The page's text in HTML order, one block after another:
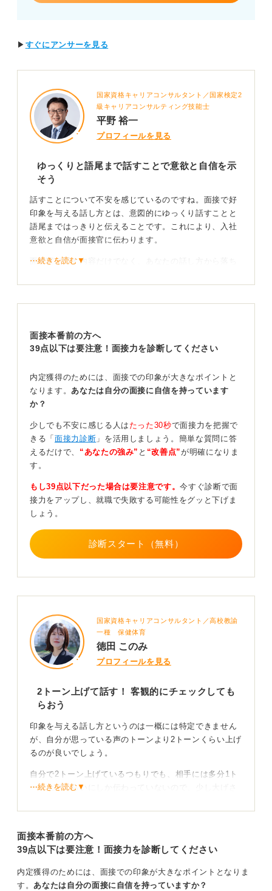
▶ すぐにアンサーを見る
国家資格キャリアコンサルタント／国家検定2
級キャリアコンサルティング技能士
平野 裕一
プロフィールを見る
ゆっくりと語尾まで話すことで意欲と自信を示
そう
話すことについて不安を感じているのですね。面接で好
印象を与える話し方とは、意図的にゆっくり話すことと
語尾まではっきりと伝えることです。これにより、入社
意欲と自信が面接官に伝わります。
面接官は話す内容だけでなく、あなたの話し方から落ち
口になったり、声が小さくなったりすると、自信がな
3つのテクニックを意識して本番でも本領を発揮しよ
私の過去の支援でも、具体的なテクニックを次のように
案内してきました。
ぎ、余裕がある印象を与えます。
二つ目に、トーンと語尾です。口角を上げワントーン高
めの声で、語尾を「〜です」「〜だと思います」と締め
くくることで、暗い印象を払拭し、誠意と熱意を伝えま
三つ目に、敬語についてですが、過度に丁寧にするよ
り、「です・ます」調を基本に、ハキハキと自信を持っ
て話すことを優先しましょう。
面接での話し方は、この3つのポイントを意識的に練習
0
⋯続きを読む▼
面接本番前の方へ
39点以下は要注意！面接力を診断してください
内定獲得のためには、面接での印象が大きなポイントと
なります。 あなたは自分の面接に自信を持っています
か？
少しでも不安に感じる人は たった30秒で面接力を把握で
きる「 面接力診断 」を活用しましょう。簡単な質問に答
えるだけで、 “あなたの強み” と “改善点”が明確になりま
す。
もし39点以下だった場合は要注意です。今すぐ診断で面
接力をアップし、就職で失敗する可能性をグッと下げま
しょう。
診断スタート（無料）
国家資格キャリアコンサルタント／高校教諭
一種 保健体育
徳田 このみ
プロフィールを見る
2トーン上げて話す！ 客観的にチェックしても
らおう
印象を与える話し方というのは一概には特定できません
が、自分が思っている声のトーンより2トーンくらい上げ
るのが良いでしょう。
自分で2トーン上げているつもりでも、相手には多分1ト
ーン上げくらいにしか伝わっていないので、少し大げさ
早口だったり聞こえにくかったりすることがあります。
事前に、友達、家族、大学のキャリアセンターの人など
に、自分の喋り方がどうかを若干厳しめに評価してもら
うのを試した方法が良いでしょう。
⋯続きを読む▼
面接本番前の方へ
39点以下は要注意！面接力を診断してください
内定獲得のためには、面接での印象が大きなポイントとなりま
す。あなたは自分の面接に自信を持っていますか？